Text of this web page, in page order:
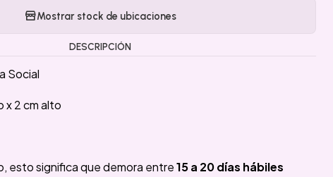
Mostrar stock de ubicaciones
DESCRIPCIÓN
Social
x 2 cm alto
esto significa que demora entre15 a 20 días hábiles